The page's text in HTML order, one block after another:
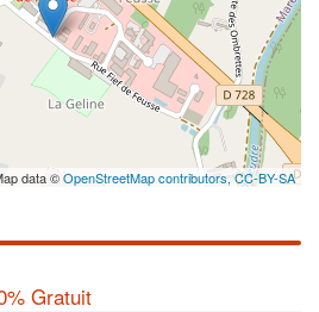
data ©OpenStreetMap contributors,CC-BY-SA
Gratuit